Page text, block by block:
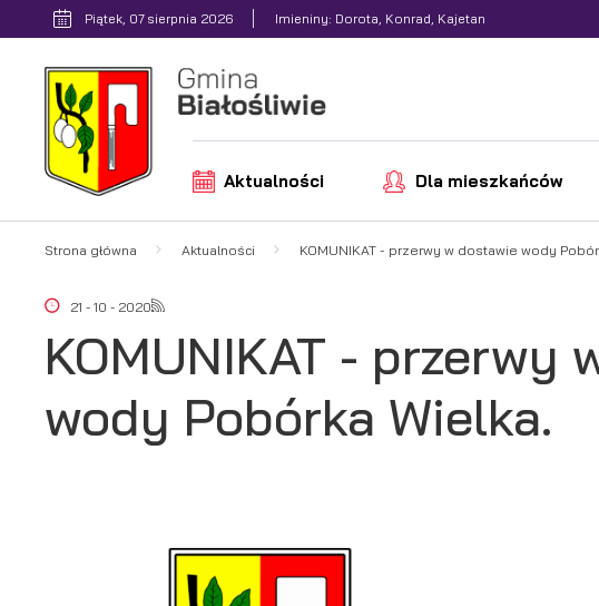
Przejdź do menu.
Przejdź do wyszukiwarki.
Przejdź do treści.
Przejdź do ustawień wielkości czcionki.
Włącz wersję kontrastową strony.
Piątek, 07 sierpnia 2026 Imieniny: Dorota, Konrad, Kajetan
Aktualności Dla mieszkańców
Strona główna Aktualności KOMUNIKAT - przerwy w dostawie wody
21 - 10 - 2020
KOMUNIKAT - przerwy
wody Pobórka Wielka.